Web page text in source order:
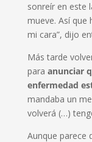
sonreír en este
mueve. Así que
mi cara”, dijo
Más tarde
para anunciar
enfermedad
mandaba un
volverá (…)
Aunque parece